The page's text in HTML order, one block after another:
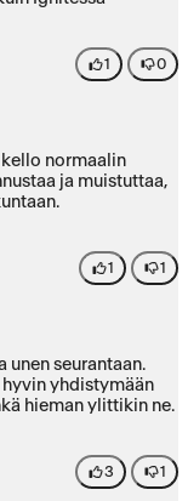
kannattaa liikkua
1 0
normaalin
ja muistuttaa,
1 1
unen seurantaan.
yhdistymään
hieman ylittikin ne.
3 1